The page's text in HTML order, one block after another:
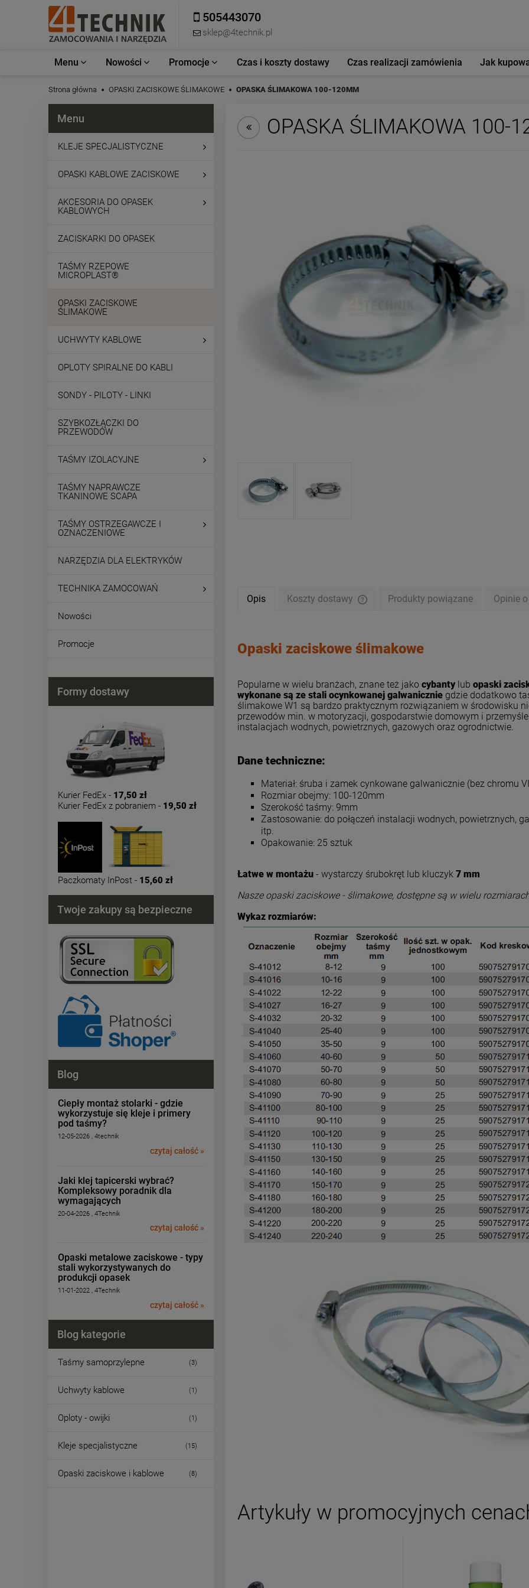
505443070
sklep@4technik.pl
Menu Nowości Promocje Czas i koszty dostawy Czas realizacji zamówienia Jak
Strona główna OPASKI ZACISKOWE ŚLIMAKOWE OPASKA ŚLIMAKOWA 100-120MM
Menu
KLEJE SPECJALISTYCZNE
OPASKI KABLOWE ZACISKOWE
AKCESORIA DO OPASEK
KABLOWYCH
ZACISKARKI DO OPASEK
TAŚMY RZEPOWE
MICROPLAST®
OPASKI ZACISKOWE
ŚLIMAKOWE
UCHWYTY KABLOWE
OPLOTY SPIRALNE DO KABLI
SONDY - PILOTY - LINKI
SZYBKOZŁĄCZKI DO
PRZEWODÓW
TAŚMY IZOLACYJNE
TAŚMY NAPRAWCZE
TKANINOWE SCAPA
TAŚMY OSTRZEGAWCZE I
OZNACZENIOWE
NARZĘDZIA DLA ELEKTRYKÓW
TECHNIKA ZAMOCOWAŃ
Nowości
Promocje
Formy dostawy
Kurier FedEx - 17,50 zł
Kurier FedEx z pobraniem - 19,50 zł
Paczkomaty InPost - 15,60 zł
Twoje zakupy są bezpieczne
Blog
Ciepły montaż stolarki - gdzie
wykorzystuje się kleje i primery
pod taśmy?
12-05-2026 , 4technik
czytaj całość »
Jaki klej tapicerski wybrać?
Kompleksowy poradnik dla
wymagających
20-04-2026 , 4Technik
czytaj całość »
Opaski metalowe zaciskowe - typy
stali wykorzystywanych do
produkcji opasek
11-01-2022 , 4Technik
czytaj całość »
Blog kategorie
Taśmy samoprzylepne (3)
Uchwyty kablowe (1)
Oploty - owijki (1)
Kleje specjalistyczne (15)
Opaski zaciskowe i kablowe (8)
OPASKA ŚLIMAKOWA 100-
płatności
Opis Koszty dostawy Produkty powiązane Opinie
Opaski zaciskowe ślimakowe
Popularne w wielu branżach, znane też jako cybanty lub opaski
wykonane są ze stali ocynkowanej galwanicznie gdzie dodatkowo
ślimakowe W1 są bardzo praktycznym rozwiązaniem w środowisku
przewodów min. w motoryzacji, gospodarstwie domowym i
instalacjach wodnych, powietrznych, gazowych oraz ogrodnictwie.
Dane techniczne:
Materiał: śruba i zamek cynkowane galwanicznie (bez chromu
Rozmiar obejmy: 100-120mm
Szerokość taśmy: 9mm
Zastosowanie: do połączeń instalacji wodnych, powietrznych,
itp.
Opakowanie: 25 sztuk
Łatwe w montażu - wystarczy śrubokręt lub kluczyk 7 mm
Nasze opaski zaciskowe - ślimakowe, dostępne są w wielu
Wykaz rozmiarów:
Artykuły w promocyjnych